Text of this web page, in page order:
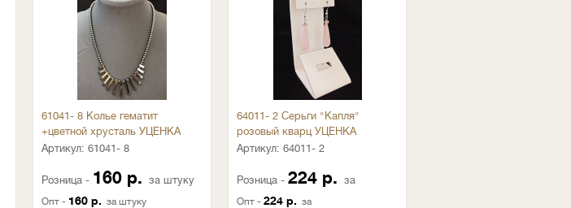
61041- 8 Колье гематит
+цветной хрусталь УЦЕНКА
Артикул: 61041- 8
Розница - 160 р. за штуку
Опт - 160 р. за штуку
64011- 2 Серьги "Капля"
розовый кварц УЦЕНКА
Артикул: 64011- 2
Розница - 224 р. за
Опт - 224 р. за